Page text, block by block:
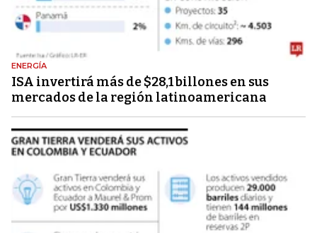
ENERGÍA
ISA invertirá más de $28,1 billones en sus
mercados de la región latinoamericana